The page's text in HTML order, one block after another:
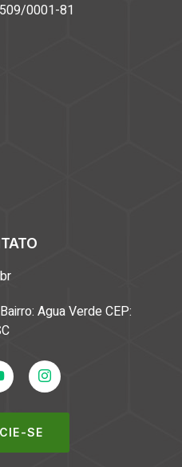
0001-81
Agua Verde CEP:
SE